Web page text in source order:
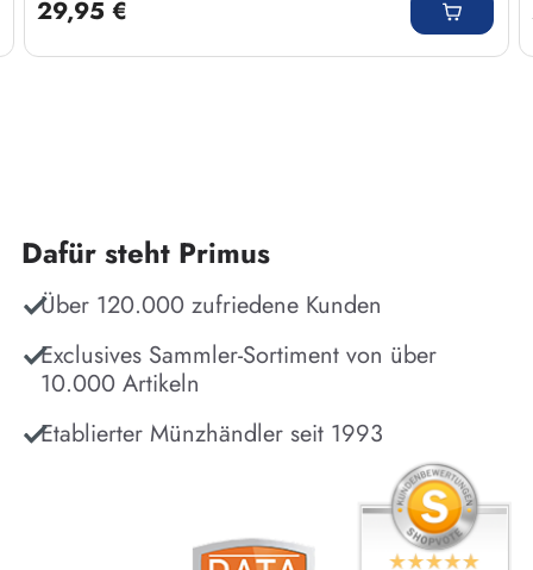
29,95 €
Dafür steht Primus
Über 120.000 zufriedene Kunden
Exclusives Sammler-Sortiment von über
10.000 Artikeln
Etablierter Münzhändler seit 1993